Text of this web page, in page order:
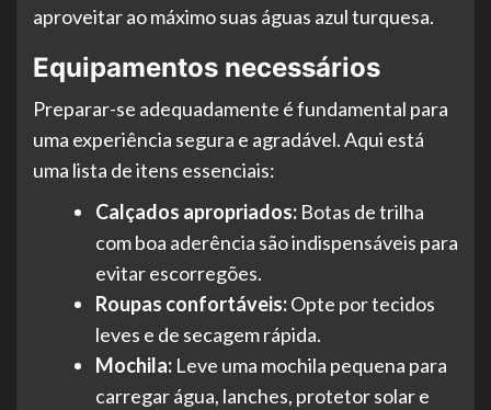
aproveitar ao máximo suas águas azul turquesa.
Equipamentos necessários
Preparar-se adequadamente é fundamental para
uma experiência segura e agradável. Aqui está
uma lista de itens essenciais:
Calçados apropriados: Botas de trilha
com boa aderência são indispensáveis para
evitar escorregões.
Roupas confortáveis:Opte por tecidos
leves e de secagem rápida.
Mochila: Leve uma mochila pequena para
carregar água, lanches, protetor solar e